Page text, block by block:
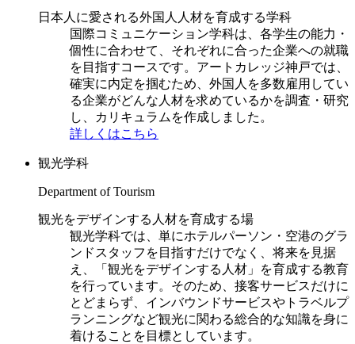
日本人に愛される外国人人材を育成する学科
国際コミュニケーション学科は、各学生の能力・
個性に合わせて、それぞれに合った企業への就職
を目指すコースです。アートカレッジ神戸では、
確実に内定を掴むため、外国人を多数雇用してい
る企業がどんな人材を求めているかを調査・研究
し、カリキュラムを作成しました。
詳しくはこちら
観光学科
Department of Tourism
観光をデザインする人材を育成する場
観光学科では、単にホテルパーソン・空港のグラ
ンドスタッフを目指すだけでなく、将来を見据
え、「観光をデザインする人材」を育成する教育
を行っています。そのため、接客サービスだけに
とどまらず、インバウンドサービスやトラベルプ
ランニングなど観光に関わる総合的な知識を身に
着けることを目標としています。